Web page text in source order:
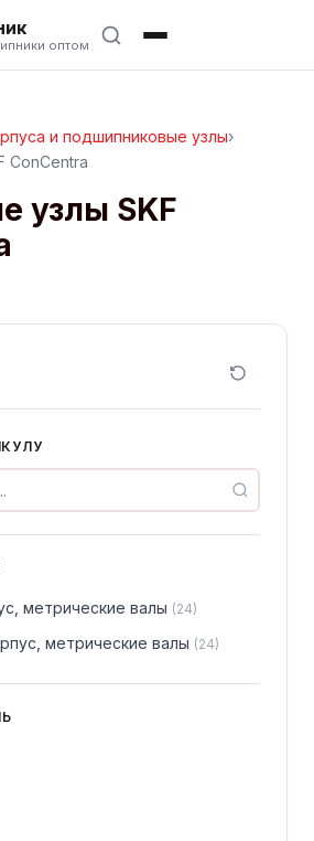
оптом
и подшипниковые узлы›
ConCentra
узлы SKF
метрические валы (24)
метрические валы (24)